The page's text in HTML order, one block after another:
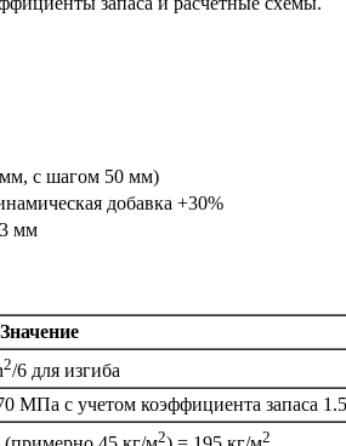
мм, с шагом 50 мм)
добавка +30%
мм
Значение
2/6 для изгиба
МПа с учетом коэффициента запаса 1.5
2 2